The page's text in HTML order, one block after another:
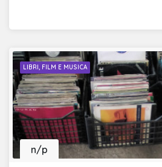
LIBRI, FILM E MUSICA
n/p